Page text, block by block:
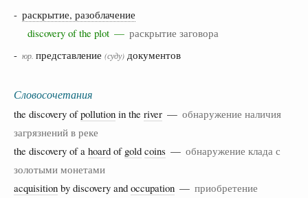
- раскрытие, разоблачение
discovery of the plot — раскрытие заговора
- юр. представление (суду) документов
Словосочетания
the discovery ofpollution in the river — обнаружение наличия
загрязнений в реке
the discovery of a hoard of gold coins — обнаружение клада с
золотыми монетами
acquisition by discovery and occupation — приобретение